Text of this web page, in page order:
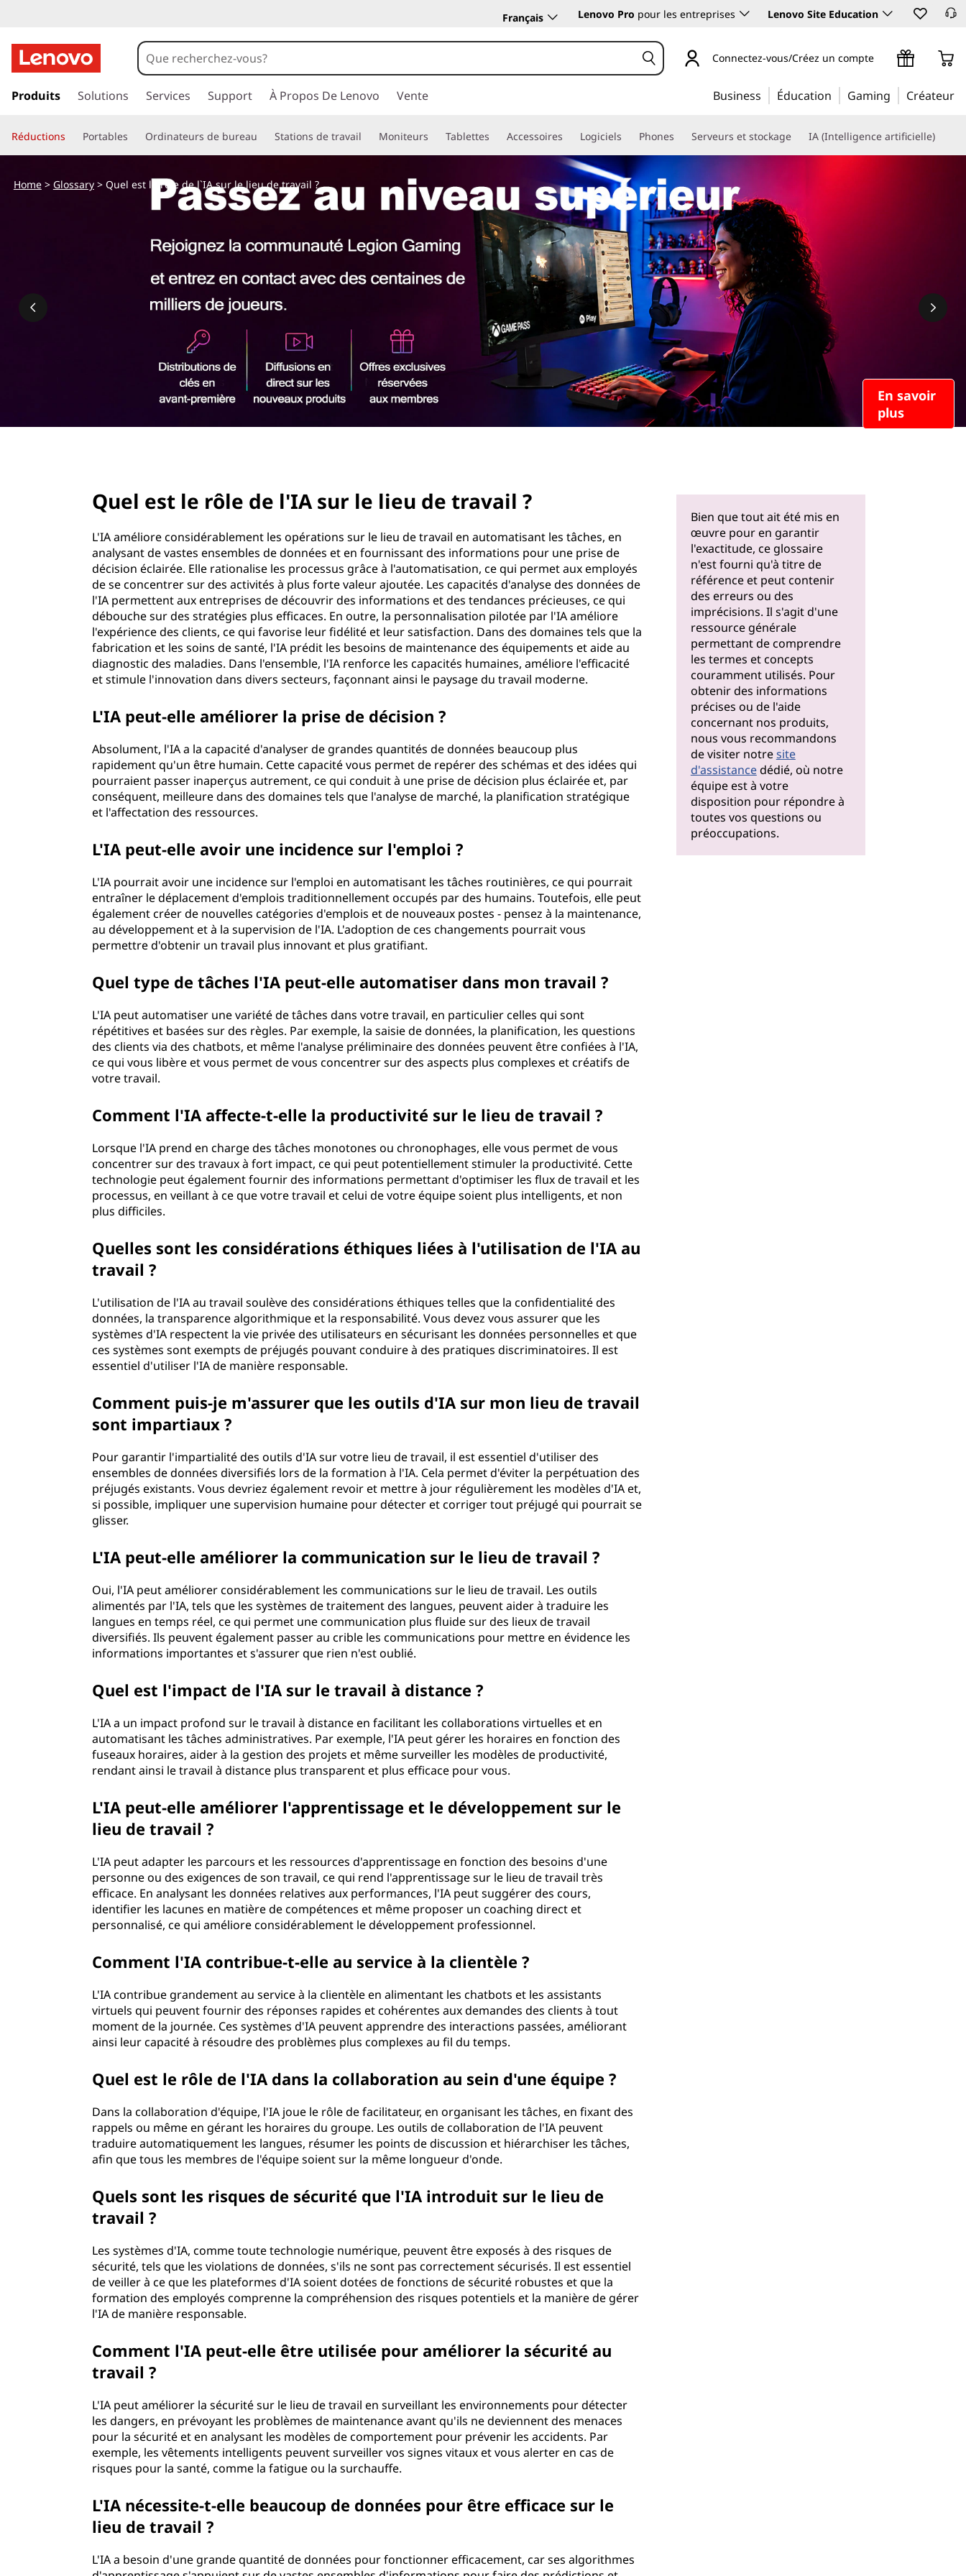
Français Lenovo Pro pour les entreprises Lenovo Site Education
a
e
r
u
a
Connectez-vous/Créez un compte
Produits Solutions Services Support À Propos De Lenovo Vente Business Éducation Gaming Créateur
Réductions Portables Ordinateurs de bureau Stations de travail Moniteurs Tablettes Accessoires Logiciels Phones Serveurs et stockage IA (Intelligence artificielle)
En savoir
plus
Home> Glossary> Quel est le rôle de l`IA sur le lieu de travail ?
Quel est le rôle de l'IA sur le lieu de travail ?
L'IA améliore considérablement les opérations sur le lieu de travail en automatisant les tâches, en
analysant de vastes ensembles de données et en fournissant des informations pour une prise de
décision éclairée. Elle rationalise les processus grâce à l'automatisation, ce qui permet aux employés
de se concentrer sur des activités à plus forte valeur ajoutée. Les capacités d'analyse des données de
l'IA permettent aux entreprises de découvrir des informations et des tendances précieuses, ce qui
débouche sur des stratégies plus efficaces. En outre, la personnalisation pilotée par l'IA améliore
l'expérience des clients, ce qui favorise leur fidélité et leur satisfaction. Dans des domaines tels que la
fabrication et les soins de santé, l'IA prédit les besoins de maintenance des équipements et aide au
diagnostic des maladies. Dans l'ensemble, l'IA renforce les capacités humaines, améliore l'efficacité
et stimule l'innovation dans divers secteurs, façonnant ainsi le paysage du travail moderne.
L'IA peut-elle améliorer la prise de décision ?
Absolument, l'IA a la capacité d'analyser de grandes quantités de données beaucoup plus
rapidement qu'un être humain. Cette capacité vous permet de repérer des schémas et des idées qui
pourraient passer inaperçus autrement, ce qui conduit à une prise de décision plus éclairée et, par
conséquent, meilleure dans des domaines tels que l'analyse de marché, la planification stratégique
et l'affectation des ressources.
L'IA peut-elle avoir une incidence sur l'emploi ?
L'IA pourrait avoir une incidence sur l'emploi en automatisant les tâches routinières, ce qui pourrait
entraîner le déplacement d'emplois traditionnellement occupés par des humains. Toutefois, elle peut
également créer de nouvelles catégories d'emplois et de nouveaux postes - pensez à la maintenance,
au développement et à la supervision de l'IA. L'adoption de ces changements pourrait vous
permettre d'obtenir un travail plus innovant et plus gratifiant.
Quel type de tâches l'IA peut-elle automatiser dans mon travail ?
L'IA peut automatiser une variété de tâches dans votre travail, en particulier celles qui sont
répétitives et basées sur des règles. Par exemple, la saisie de données, la planification, les questions
des clients via des chatbots, et même l'analyse préliminaire des données peuvent être confiées à l'IA,
ce qui vous libère et vous permet de vous concentrer sur des aspects plus complexes et créatifs de
votre travail.
Comment l'IA affecte-t-elle la productivité sur le lieu de travail ?
Lorsque l'IA prend en charge des tâches monotones ou chronophages, elle vous permet de vous
concentrer sur des travaux à fort impact, ce qui peut potentiellement stimuler la productivité. Cette
technologie peut également fournir des informations permettant d'optimiser les flux de travail et les
processus, en veillant à ce que votre travail et celui de votre équipe soient plus intelligents, et non
plus difficiles.
Quelles sont les considérations éthiques liées à l'utilisation de l'IA au
travail ?
L'utilisation de l'IA au travail soulève des considérations éthiques telles que la confidentialité des
données, la transparence algorithmique et la responsabilité. Vous devez vous assurer que les
systèmes d'IA respectent la vie privée des utilisateurs en sécurisant les données personnelles et que
ces systèmes sont exempts de préjugés pouvant conduire à des pratiques discriminatoires. Il est
essentiel d'utiliser l'IA de manière responsable.
Comment puis-je m'assurer que les outils d'IA sur mon lieu de travail
sont impartiaux ?
Pour garantir l'impartialité des outils d'IA sur votre lieu de travail, il est essentiel d'utiliser des
ensembles de données diversifiés lors de la formation à l'IA. Cela permet d'éviter la perpétuation des
préjugés existants. Vous devriez également revoir et mettre à jour régulièrement les modèles d'IA et,
si possible, impliquer une supervision humaine pour détecter et corriger tout préjugé qui pourrait se
glisser.
L'IA peut-elle améliorer la communication sur le lieu de travail ?
Oui, l'IA peut améliorer considérablement les communications sur le lieu de travail. Les outils
alimentés par l'IA, tels que les systèmes de traitement des langues, peuvent aider à traduire les
langues en temps réel, ce qui permet une communication plus fluide sur des lieux de travail
diversifiés. Ils peuvent également passer au crible les communications pour mettre en évidence les
informations importantes et s'assurer que rien n'est oublié.
Quel est l'impact de l'IA sur le travail à distance ?
L'IA a un impact profond sur le travail à distance en facilitant les collaborations virtuelles et en
automatisant les tâches administratives. Par exemple, l'IA peut gérer les horaires en fonction des
fuseaux horaires, aider à la gestion des projets et même surveiller les modèles de productivité,
rendant ainsi le travail à distance plus transparent et plus efficace pour vous.
L'IA peut-elle améliorer l'apprentissage et le développement sur le
lieu de travail ?
L'IA peut adapter les parcours et les ressources d'apprentissage en fonction des besoins d'une
personne ou des exigences de son travail, ce qui rend l'apprentissage sur le lieu de travail très
efficace. En analysant les données relatives aux performances, l'IA peut suggérer des cours,
identifier les lacunes en matière de compétences et même proposer un coaching direct et
personnalisé, ce qui améliore considérablement le développement professionnel.
Comment l'IA contribue-t-elle au service à la clientèle ?
L'IA contribue grandement au service à la clientèle en alimentant les chatbots et les assistants
virtuels qui peuvent fournir des réponses rapides et cohérentes aux demandes des clients à tout
moment de la journée. Ces systèmes d'IA peuvent apprendre des interactions passées, améliorant
ainsi leur capacité à résoudre des problèmes plus complexes au fil du temps.
Quel est le rôle de l'IA dans la collaboration au sein d'une équipe ?
Dans la collaboration d'équipe, l'IA joue le rôle de facilitateur, en organisant les tâches, en fixant des
rappels ou même en gérant les horaires du groupe. Les outils de collaboration de l'IA peuvent
traduire automatiquement les langues, résumer les points de discussion et hiérarchiser les tâches,
afin que tous les membres de l'équipe soient sur la même longueur d'onde.
Quels sont les risques de sécurité que l'IA introduit sur le lieu de
travail ?
Les systèmes d'IA, comme toute technologie numérique, peuvent être exposés à des risques de
sécurité, tels que les violations de données, s'ils ne sont pas correctement sécurisés. Il est essentiel
de veiller à ce que les plateformes d'IA soient dotées de fonctions de sécurité robustes et que la
formation des employés comprenne la compréhension des risques potentiels et la manière de gérer
l'IA de manière responsable.
Comment l'IA peut-elle être utilisée pour améliorer la sécurité au
travail ?
L'IA peut améliorer la sécurité sur le lieu de travail en surveillant les environnements pour détecter
les dangers, en prévoyant les problèmes de maintenance avant qu'ils ne deviennent des menaces
pour la sécurité et en analysant les modèles de comportement pour prévenir les accidents. Par
exemple, les vêtements intelligents peuvent surveiller vos signes vitaux et vous alerter en cas de
risques pour la santé, comme la fatigue ou la surchauffe.
L'IA nécessite-t-elle beaucoup de données pour être efficace sur le
lieu de travail ?
L'IA a besoin d'une grande quantité de données pour fonctionner efficacement, car ses algorithmes
Bien que tout ait été mis en
œuvre pour en garantir
l'exactitude, ce glossaire
n'est fourni qu'à titre de
référence et peut contenir
des erreurs ou des
imprécisions. Il s'agit d'une
ressource générale
permettant de comprendre
les termes et concepts
couramment utilisés. Pour
obtenir des informations
précises ou de l'aide
concernant nos produits,
nous vous recommandons
de visiter notresite
d'assistancedédié, où notre
équipe est à votre
disposition pour répondre à
toutes vos questions ou
préoccupations.